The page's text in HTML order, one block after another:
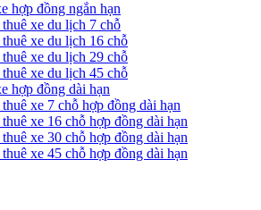
hợp đồng ngắn hạn
xe du lịch 7 chỗ
xe du lịch 16 chỗ
xe du lịch 29 chỗ
xe du lịch 45 chỗ
hợp đồng dài hạn
xe 7 chỗ hợp đồng dài hạn
xe 16 chỗ hợp đồng dài hạn
xe 30 chỗ hợp đồng dài hạn
xe 45 chỗ hợp đồng dài hạn